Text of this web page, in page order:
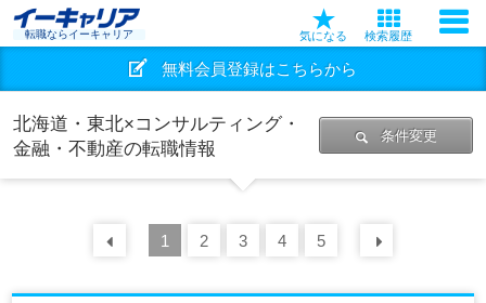
転職ならイーキャリア 気になる 検索履歴
無料会員登録はこちらから
北海道・東北×コンサルティング・
金融・不動産の転職情報
条件変更
前の 30
1 2 3 4 5